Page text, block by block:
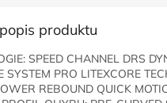
produktu
SPEED CHANNEL DRS
SYSTEM PRO LITEXCORE
REBOUND QUICK